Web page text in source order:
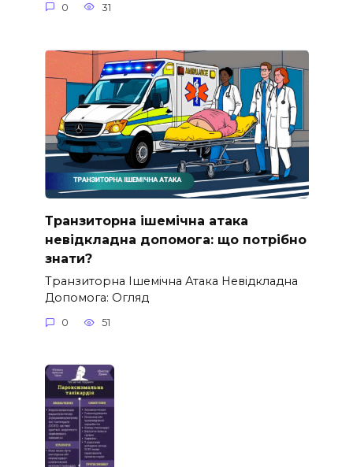
0 31
Транзиторна ішемічна атака
невідкладна допомога: що потрібно
знати?
Транзиторна Ішемічна Атака Невідкладна
Допомога: Огляд
0 51